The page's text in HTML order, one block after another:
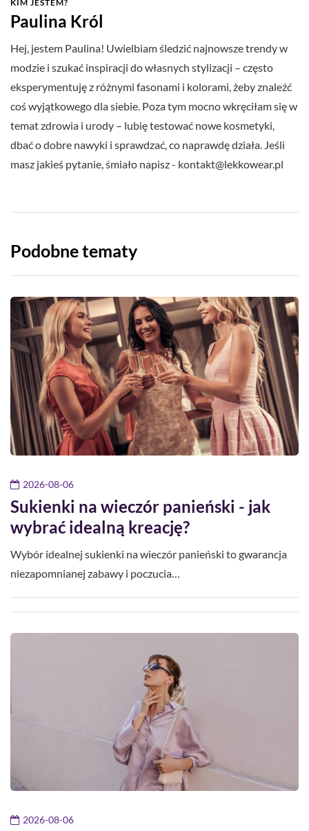
KIM JESTEM?
Paulina Król
Hej, jestem Paulina! Uwielbiam śledzić najnowsze trendy w
modzie i szukać inspiracji do własnych stylizacji – często
eksperymentuję z różnymi fasonami i kolorami, żeby znaleźć
coś wyjątkowego dla siebie. Poza tym mocno wkręciłam się w
temat zdrowia i urody – lubię testować nowe kosmetyki,
dbać o dobre nawyki i sprawdzać, co naprawdę działa. Jeśli
masz jakieś pytanie, śmiało napisz - kontakt@lekkowear.pl
Podobne tematy
2026-08-06
Sukienki na wieczór panieński - jak
wybrać idealną kreację?
Wybór idealnej sukienki na wieczór panieński to gwarancja
niezapomnianej zabawy i poczucia…
2026-08-06